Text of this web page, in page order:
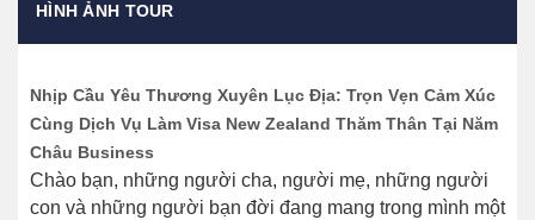
HÌNH ẢNH TOUR
Nhịp Cầu Yêu Thương Xuyên Lục Địa: Trọn Vẹn Cảm Xúc
Cùng Dịch Vụ Làm Visa New Zealand Thăm Thân Tại Năm
Châu Business
Chào bạn, những người cha, người mẹ, những người
con và những người bạn đời đang mang trong mình một